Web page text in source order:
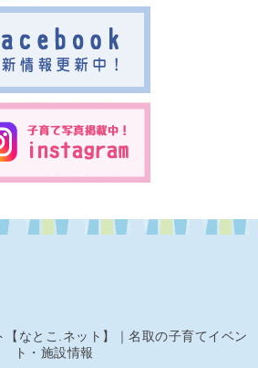
なとこ.ネット】｜名取の子育てイベン
ト・施設情報